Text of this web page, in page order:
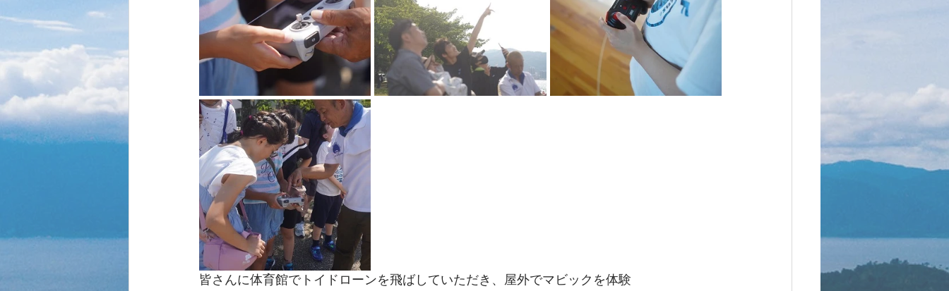
皆さんに体育館でトイドローンを飛ばしていただき、屋外でマビックを体験